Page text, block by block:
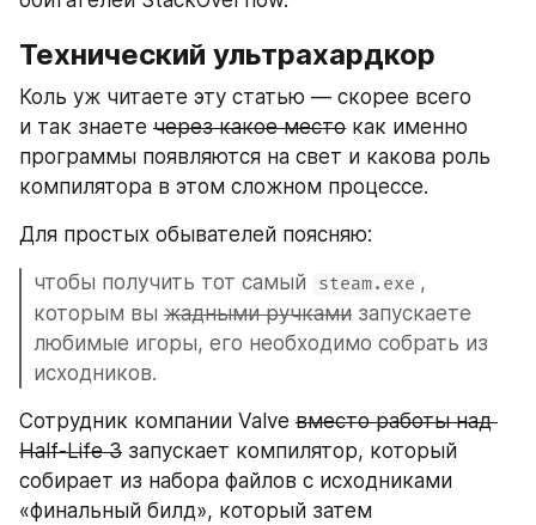
Технический ультрахардкор
Коль уж читаете эту статью — скорее всего
и так знаете через какое место как именно
программы появляются на свет и какова роль
компилятора в этом сложном процессе.
Для простых обывателей поясняю:
чтобы получить тот самый steam.exe ,
которым вы жадными ручками запускаете
любимые игоры, его необходимо собрать из
исходников.
Сотрудник компании Valve вместо работы над
Half-Life 3 запускает компилятор, который
собирает из набора файлов с исходниками
«финальный билд», который затем